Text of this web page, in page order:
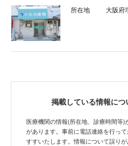
所在地 大阪府
掲載している情報に
医療機関の情報(所在地、診療時間等)
があります。事前に電話連絡を行っ
すすいたします。情報について誤り